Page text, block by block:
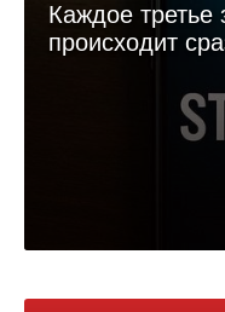
Каждое третье
происходит